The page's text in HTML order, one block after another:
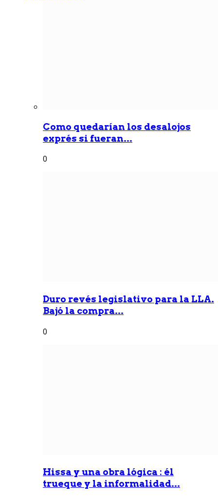
Como quedarían los desalojos
exprés si fueran...
0
Duro revés legislativo para la LLA.
Bajó la compra...
0
Hissa y una obra lógica : él
trueque y la informalidad...